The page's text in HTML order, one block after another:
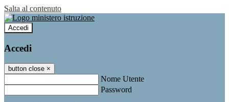
Salta al contenuto
Accedi
Accedi
button close ×
Nome Utente
Password